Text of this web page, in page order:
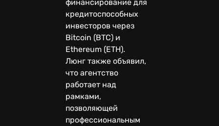
финансирование для
кредитоспособных
инвесторов через
Bitcoin (BTC) и
Ethereum (ETH).
Люнг также объявил,
что агентство
работает над
рамками,
позволяющей
профессиональным